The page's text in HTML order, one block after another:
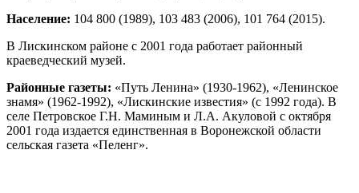
Население: 104 800 (1989), 103 483 (2006), 101 764 (2015).
В Лискинском районе с 2001 года работает районный
краеведческий музей.
Районные газеты: «Путь Ленина» (1930-1962), «Ленинское
знамя» (1962-1992), «Лискинские известия» (с 1992 года). В
селе Петровское Г.Н. Маминым и Л.А. Акуловой с октября
2001 года издается единственная в Воронежской области
сельская газета «Пеленг».